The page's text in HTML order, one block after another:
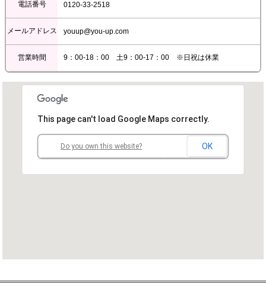
電話番号 0120-33-2518
メールアドレス youup@you-up.com
営業時間 9：00-18：00 土9：00-17：00 ※日祝は休業
This page can't load Google Maps correctly.
Do you own this website? OK